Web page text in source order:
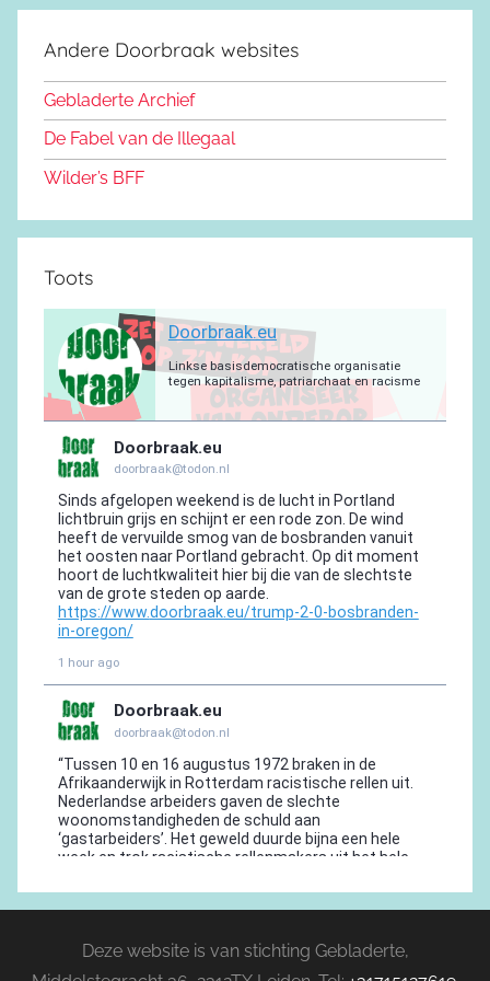
o
n
s
u
g
s
a
b
o
o
Andere Doorbraak websites
Gebladerte Archief
De Fabel van de Illegaal
Wilder’s BFF
Toots
Deze website is van stichting Gebladerte,